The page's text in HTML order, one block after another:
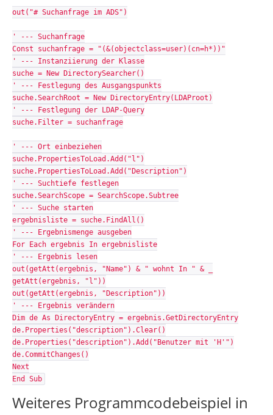
out("# Suchanfrage im ADS")
' --- Suchanfrage
Const suchanfrage = "(&(objectclass=user)(cn=h*))"
' --- Instanziierung der Klasse
suche = New DirectorySearcher()
' --- Festlegung des Ausgangspunkts
suche.SearchRoot = New DirectoryEntry(LDAProot)
' --- Festlegung der LDAP-Query
suche.Filter = suchanfrage
' --- Ort einbeziehen
suche.PropertiesToLoad.Add("l")
suche.PropertiesToLoad.Add("Description")
' --- Suchtiefe festlegen
suche.SearchScope = SearchScope.Subtree
' --- Suche starten
ergebnisliste = suche.FindAll()
' --- Ergebnismenge ausgeben
For Each ergebnis In ergebnisliste
' --- Ergebnis lesen
out(getAtt(ergebnis, "Name") & " wohnt In " & _
getAtt(ergebnis, "l"))
out(getAtt(ergebnis, "Description"))
' --- Ergebnis verändern
Dim de As DirectoryEntry = ergebnis.GetDirectoryEntry
de.Properties("description").Clear()
de.Properties("description").Add("Benutzer mit 'H'")
de.CommitChanges()
Next
End Sub
Weiteres Programmcodebeispiel in